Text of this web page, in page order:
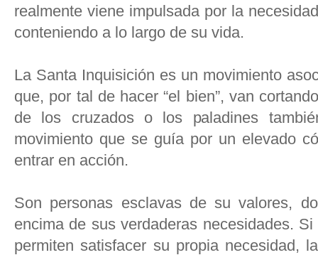
realmente viene impulsada por la
conteniendo a lo largo de su vida.
La Santa Inquisición es un movimiento
que, por tal de hacer “el bien”, van
de los cruzados o los paladines
movimiento que se guía por un elevado
entrar en acción.
Son personas esclavas de su valores,
encima de sus verdaderas necesidades.
permiten satisfacer su propia necesidad,